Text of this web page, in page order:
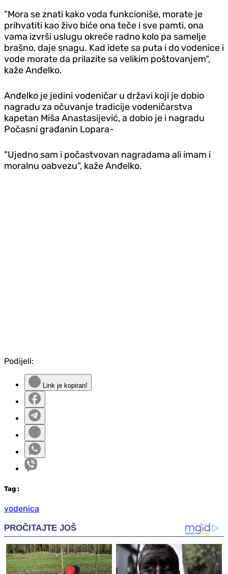
"Mora se znati kako voda funkcioniše, morate je
prihvatiti kao živo biće ona teče i sve pamti, ona
vama izvrši uslugu okreće radno kolo pa samelje
brašno, daje snagu. Kad idete sa puta i do vodenice i
vode morate da prilazite sa velikim poštovanjem“,
kaže Anđelko.
Anđelko je jedini vodeničar u državi koji je dobio
nagradu za očuvanje tradicije vodeničarstva
kapetan Miša Anastasijević, a dobio je i nagradu
Počasni građanin Lopara-
"Ujedno sam i počastvovan nagradama ali imam i
moralnu oabvezu“, kaže Anđelko.
Podijeli:
Link je kopiran!
Tag :
vodenica